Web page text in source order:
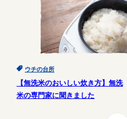
ウチの台所
【無洗米のおいしい炊き方】無洗
米の専門家に聞きました